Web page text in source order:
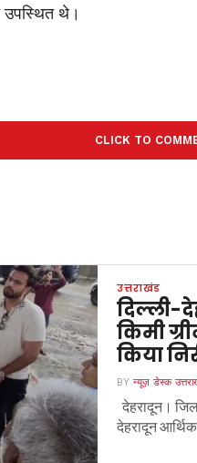
उपस्थित थे।
CLICK TO
उत्तराखंड
दिल्ली-
किमी
किया
BYन्यूज़ डेस्क
देहरादून।
देहरादून